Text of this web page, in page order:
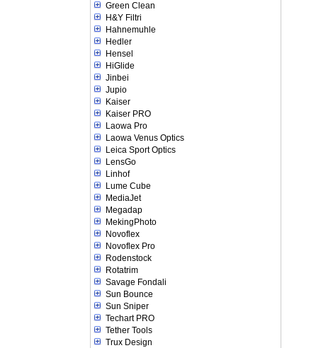
Green Clean
H&Y Filtri
Hahnemuhle
Hedler
Hensel
HiGlide
Jinbei
Jupio
Kaiser
Kaiser PRO
Laowa Pro
Laowa Venus Optics
Leica Sport Optics
LensGo
Linhof
Lume Cube
MediaJet
Megadap
MekingPhoto
Novoflex
Novoflex Pro
Rodenstock
Rotatrim
Savage Fondali
Sun Bounce
Sun Sniper
Techart PRO
Tether Tools
Trux Design